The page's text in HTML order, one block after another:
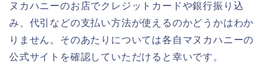
ヌカハニーのお店でクレジットカードや銀行振り込
み、代引などの支払い方法が使えるのかどうかはわか
りません。そのあたりについては各自マヌカハニーの
公式サイトを確認していただけると幸いです。